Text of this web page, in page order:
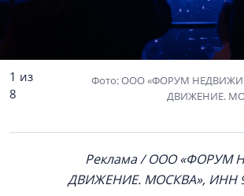
1 из
8
Фото: ООО «ФОРУМ
ДВИЖЕНИЕ.
Реклама / ООО «ФОРУМ
ДВИЖЕНИЕ. МОСКВА», ИНН